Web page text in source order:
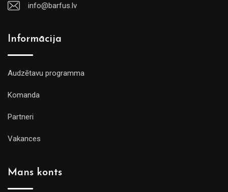
info@barfus.lv
Informācija
Audzētavu programma
Komanda
Partneri
Vakances
Mans konts